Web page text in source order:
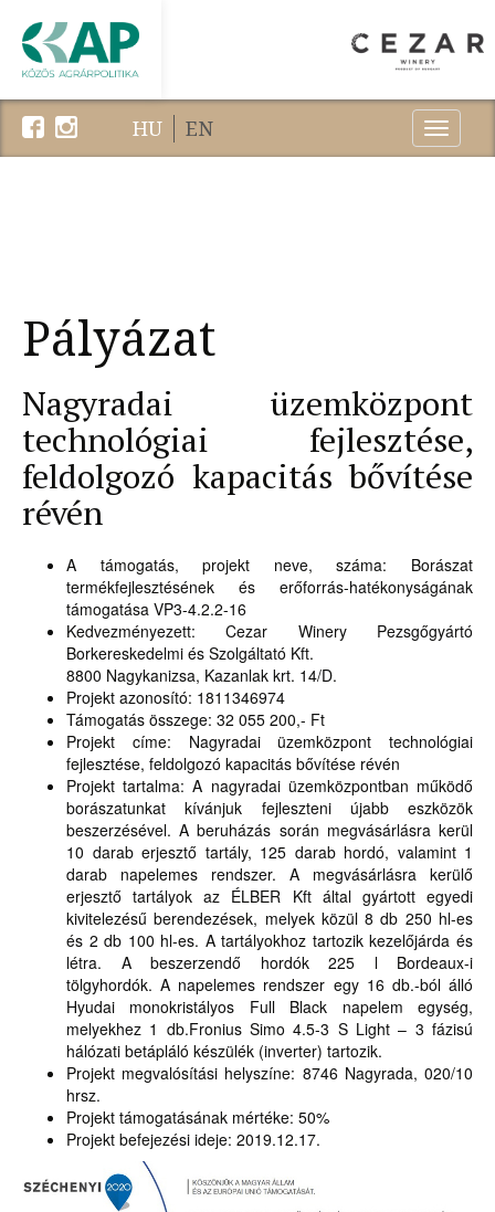
HU EN Menu
Pályázat
Nagyradai üzemközpont
technológiai fejlesztése,
feldolgozó kapacitás bővítése
révén
A támogatás, projekt neve, száma: Borászat
termékfejlesztésének és erőforrás-hatékonyságának
támogatása VP3-4.2.2-16
Kedvezményezett: Cezar Winery Pezsgőgyártó
Borkereskedelmi és Szolgáltató Kft.
8800 Nagykanizsa, Kazanlak krt. 14/D.
Projekt azonosító: 1811346974
Támogatás összege: 32 055 200,- Ft
Projekt címe: Nagyradai üzemközpont technológiai
fejlesztése, feldolgozó kapacitás bővítése révén
Projekt tartalma: A nagyradai üzemközpontban működő
borászatunkat kívánjuk fejleszteni újabb eszközök
beszerzésével. A beruházás során megvásárlásra kerül
10 darab erjesztő tartály, 125 darab hordó, valamint 1
darab napelemes rendszer. A megvásárlásra kerülő
erjesztő tartályok az ÉLBER Kft által gyártott egyedi
kivitelezésű berendezések, melyek közül 8 db 250 hl-es
és 2 db 100 hl-es. A tartályokhoz tartozik kezelőjárda és
létra. A beszerzendő hordók 225 l Bordeaux-i
tölgyhordók. A napelemes rendszer egy 16 db.-ból álló
Hyudai monokristályos Full Black napelem egység,
melyekhez 1 db.Fronius Simo 4.5-3 S Light – 3 fázisú
hálózati betápláló készülék (inverter) tartozik.
Projekt megvalósítási helyszíne: 8746 Nagyrada, 020/10
hrsz.
Projekt támogatásának mértéke: 50%
Projekt befejezési ideje: 2019.12.17.